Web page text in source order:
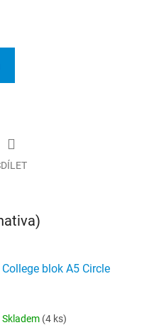
College blok A5 Circle
Skladem (4 ks)